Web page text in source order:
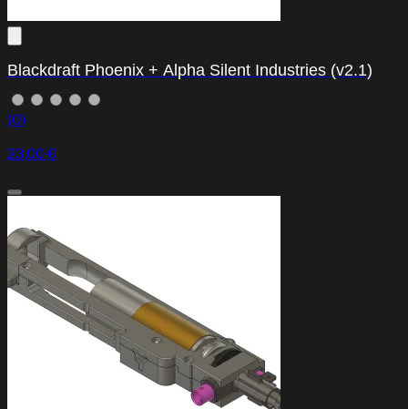
Blackdraft Phoenix + Alpha Silent Industries (v2.1)
(0)
23,00 €